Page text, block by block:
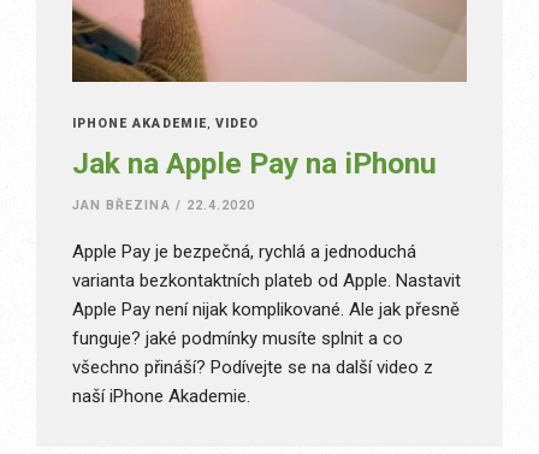
IPHONE AKADEMIE, VIDEO
Jak na Apple Pay na iPhonu
JAN BŘEZINA / 22.4.2020
Apple Pay je bezpečná, rychlá a jednoduchá
varianta bezkontaktních plateb od Apple. Nastavit
Apple Pay není nijak komplikované. Ale jak přesně
funguje? jaké podmínky musíte splnit a co
všechno přináší? Podívejte se na další video z
naší iPhone Akademie.